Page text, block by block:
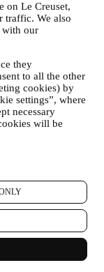
on Le Creuset,
traffic. We also
with our
they
to all the other
cookies) by
settings”, where
necessary
will be
att hantera vårt
via webbplatsen
av
efter avslutat köp
Vi kanske måste
syfte i
t. ex. bland annat
av kontokort,
underhåll
hända att vi
eller
att använda dina
bearbetning
e-handelstjänster.
genom att
ett konto på